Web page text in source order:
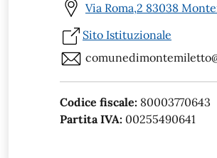
Via Roma,2 83038
Sito Istituzionale
Codice fiscale: 80003770643
Partita IVA: 00255490641